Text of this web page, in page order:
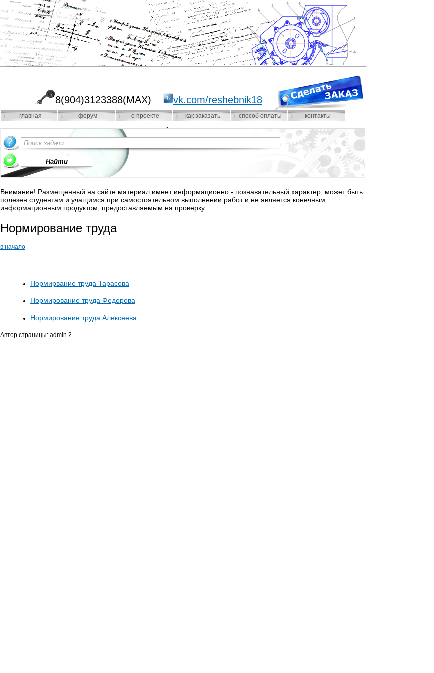
8(904)3123388(MAX) vk.com/reshebnik18
главная форум о проекте как заказать способ оплаты контакты
Внимание! Размещенный на сайте материал имеет информационно - познавательный характер, может быть
полезен студентам и учащимся при самостоятельном выполнении работ и не является конечным
информационным продуктом, предоставляемым на проверку.
Нормирование труда
в начало
Нормирвание труда Тарасова
Нормирование труда Федорова
Нормирование труда Алексеева
Автор страницы: admin 2